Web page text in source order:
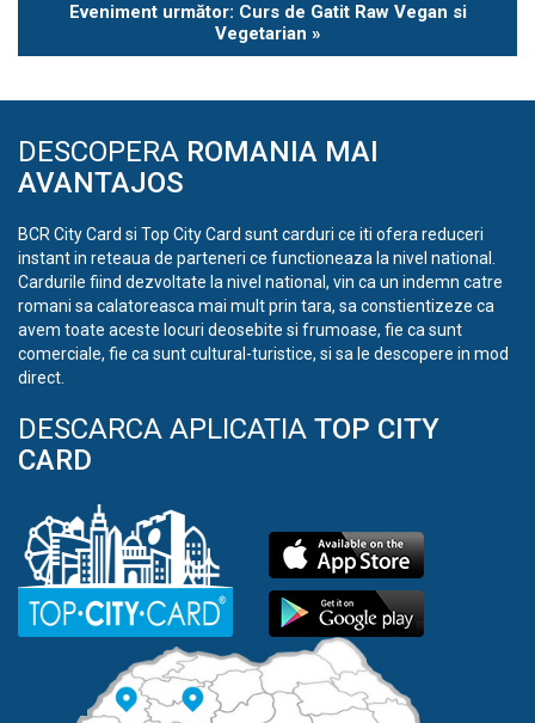
Eveniment următor: Curs de Gatit Raw Vegan si
Vegetarian »
DESCOPERA ROMANIA MAI
AVANTAJOS
BCR City Card si Top City Card sunt carduri ce iti ofera reduceri
instant in reteaua de parteneri ce functioneaza la nivel national.
Cardurile fiind dezvoltate la nivel national, vin ca un indemn catre
romani sa calatoreasca mai mult prin tara, sa constientizeze ca
avem toate aceste locuri deosebite si frumoase, fie ca sunt
comerciale, fie ca sunt cultural-turistice, si sa le descopere in mod
direct.
DESCARCA APLICATIA TOP CITY
CARD